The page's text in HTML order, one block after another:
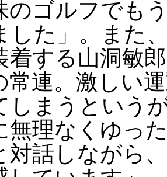
のゴルフでも
した」。また
着する山洞敏
常連。激しい
しまうという
無理なくゆっ
対話しながら